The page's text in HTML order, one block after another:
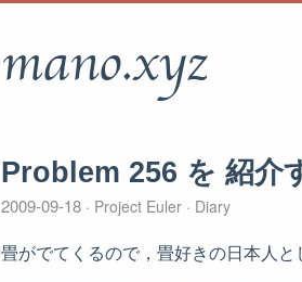
mano.xyz
Problem 256 を 紹介
2009-09-18 Project Euler Diary
畳がでてくるので，畳好きの日本人